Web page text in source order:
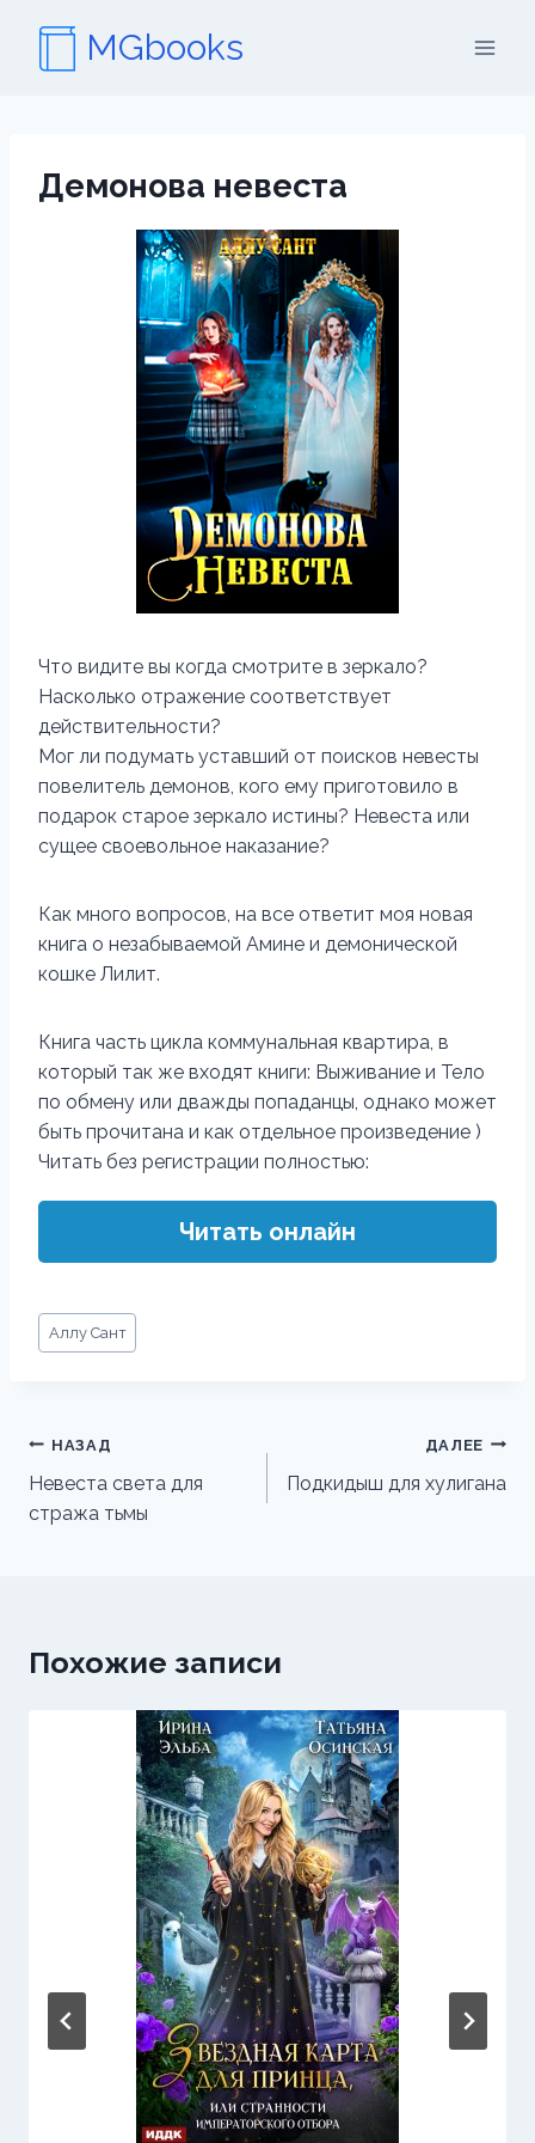
содержимому
MGbooks
Демонова невеста
Что видите вы когда смотрите в зеркало?
Насколько отражение соответствует
действительности?
Мог ли подумать уставший от поисков невесты
повелитель демонов, кого ему приготовило в
подарок старое зеркало истины? Невеста или
сущее своевольное наказание?
Как много вопросов, на все ответит моя новая
книга о незабываемой Амине и демонической
кошке Лилит.
Книга часть цикла коммунальная квартира, в
который так же входят книги: Выживание и Тело
по обмену или дважды попаданцы, однако может
быть прочитана и как отдельное произведение )
Читать без регистрации полностью:
Читать онлайн
Метки
записи:
Аллу Сант
Навигация
по
записям
НАЗАД
Невеста света для
стража тьмы
ДАЛЕЕ
Подкидыш для хулигана
Похожие записи